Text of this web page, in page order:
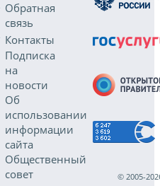
Обратная
связь
Контакты
Подписка
на
новости
Об
использовании
информации
сайта
Общественный
совет
© 2005-